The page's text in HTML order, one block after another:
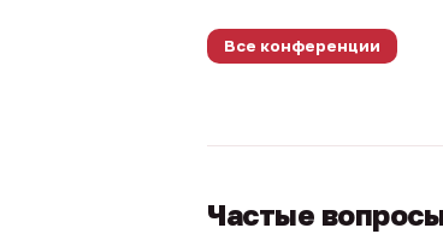
Все конференции
Частые